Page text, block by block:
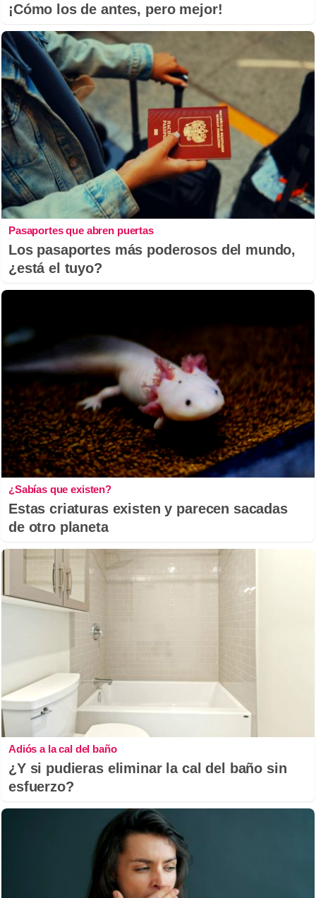
¡Cómo los de antes, pero mejor!
Pasaportes que abren puertas
Los pasaportes más poderosos del mundo,
¿está el tuyo?
¿Sabías que existen?
Estas criaturas existen y parecen sacadas
de otro planeta
Adiós a la cal del baño
¿Y si pudieras eliminar la cal del baño sin
esfuerzo?